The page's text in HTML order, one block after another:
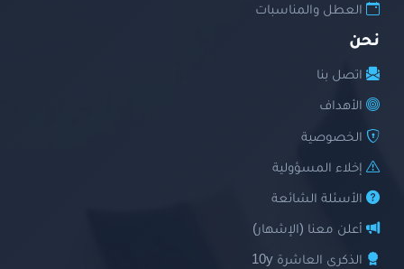
العطل والمناسبات
نحن
اتصل بنا
الأهداف
الخصوصية
إخلاء المسؤولية
الأسئلة الشائعة
أعلن معنا (الإشهار)
الذكرى العاشرة 10y